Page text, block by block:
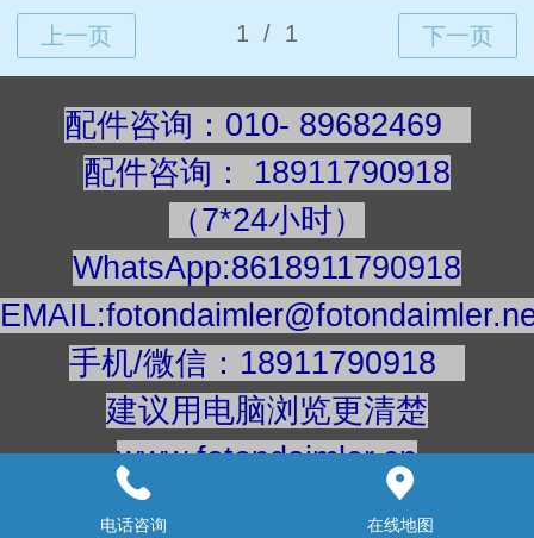
配件咨询：010- 89682469
配件咨询 ： 18911790918
（7*24小时）
WhatsApp:8618911790918
手机/微信：18911790918
建议用电脑浏览更清楚
www.fotondaimler.cn
www.fotondaimler.net
电话咨询 在线地图